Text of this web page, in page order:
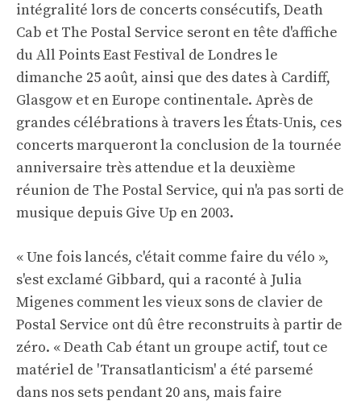
intégralité lors de concerts consécutifs, Death
Cab et The Postal Service seront en tête d'affiche
du All Points East Festival de Londres le
dimanche 25 août, ainsi que des dates à Cardiff,
Glasgow et en Europe continentale. Après de
grandes célébrations à travers les États-Unis, ces
concerts marqueront la conclusion de la tournée
anniversaire très attendue et la deuxième
réunion de The Postal Service, qui n'a pas sorti de
musique depuis Give Up en 2003.
« Une fois lancés, c'était comme faire du vélo »,
s'est exclamé Gibbard, qui a raconté à Julia
Migenes comment les vieux sons de clavier de
Postal Service ont dû être reconstruits à partir de
zéro. « Death Cab étant un groupe actif, tout ce
matériel de 'Transatlanticism' a été parsemé
dans nos sets pendant 20 ans, mais faire